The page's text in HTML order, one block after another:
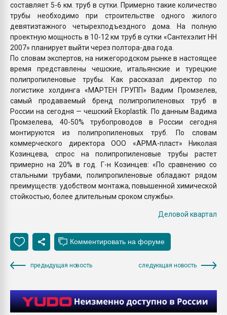
составляет 5-6 км. труб в сутки. Примерно такие количество
трубы необходимо при строительстве одного жилого
девятиэтажного четырехподъездного дома. На полную
проектную мощность в 10-12 км труб в сутки «Сантехэлит НН
2007» планирует выйти через полтора-два года.
По словам экспертов, на нижегородском рынке в настоящее
время представлены чешские, итальянские и турецкие
полипропиленовые трубы. Как рассказал директор по
логистике холдинга «МАРТЕН ГРУПП» Вадим Промзелев,
самый продаваемый бренд полипропиленовых труб в
России на сегодня — чешский Ekoplastik. По данным Вадима
Промзелева, 40-50% трубопроводов в России сегодня
монтируются из полипропиленовых труб. По словам
коммерческого директора ООО «АРМА-пласт» Николая
Козинцева, спрос на полипропиленовые трубы растет
примерно на 20% в год. Г-н Козинцев: «По сравнению со
стальными трубами, полипропиленовые обладают рядом
преимуществ: удобством монтажа, повышенной химической
стойкостью, более длительным сроком службы».
Деловой квартал
предыдущая новость следующая новость